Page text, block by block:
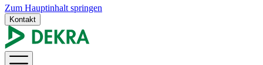
Zum Hauptinhalt springen
Kontakt